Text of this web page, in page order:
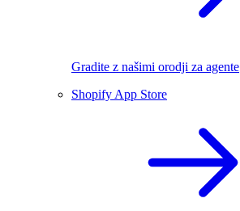
Gradite z našimi orodji za agente
Shopify App Store